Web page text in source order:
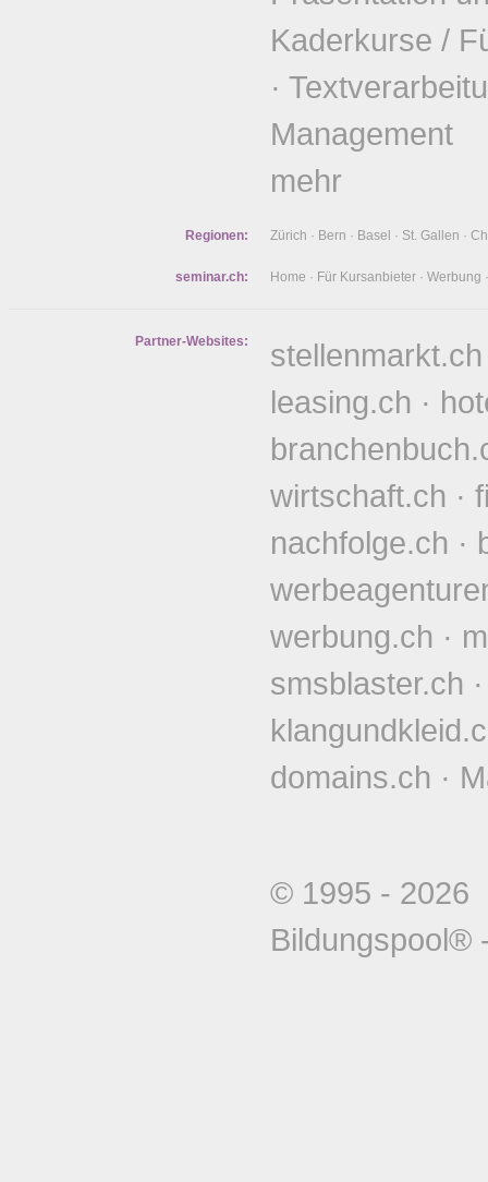
Kaderkurse /
·
Management
mehr
Regionen: Zürich · Bern · Basel · St. Gallen ·
seminar.ch: Home · Für Kursanbieter · Werbung
Partner-Websites: stellenmarkt.ch
leasing.ch ·
wirtschaft.ch ·
nachfolge.ch ·
werbung.ch ·
smsblaster.ch
domains.ch ·
© 1995 -
Bildungspool®